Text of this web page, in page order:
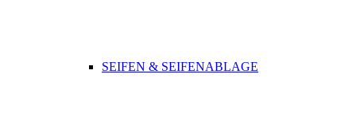
SEIFEN & SEIFENABLAGE